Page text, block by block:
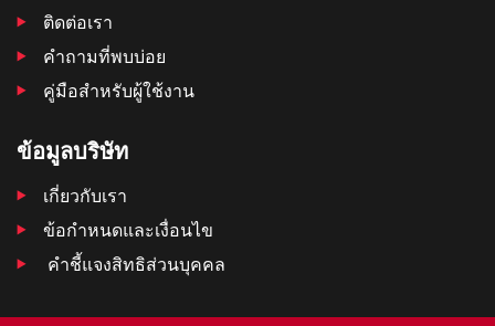
ติดต่อเรา
คำถามที่พบบ่อย
คู่มือสำหรับผู้ใช้งาน
ข้อมูลบริษัท
เกี่ยวกับเรา
ข้อกำหนดและเงื่อนไข
คำชี้แจงสิทธิส่วนบุคคล